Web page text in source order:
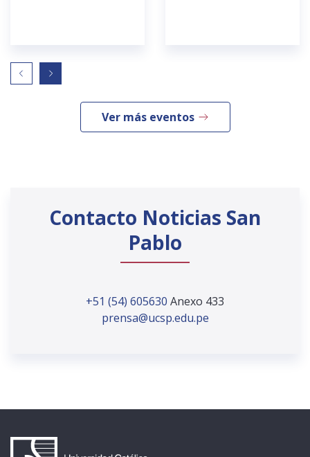
Ver más eventos
Contacto Noticias San
Pablo
+51 (54) 605630 Anexo 433
prensa@ucsp.edu.pe